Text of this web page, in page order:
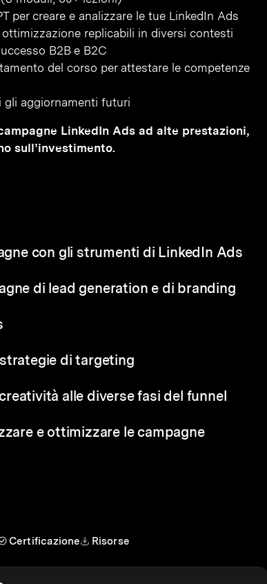
per creare e analizzare le tue LinkedIn Ads
replicabili in diversi contesti
B2B e B2C
del corso per attestare le competenze
aggiornamenti futuri
LinkedIn Ads ad alte prestazioni,
sull’investimento.
con gli strumenti di LinkedIn Ads
di lead generation e di branding
di targeting
alle diverse fasi del funnel
e ottimizzare le campagne
Certificazione Risorse